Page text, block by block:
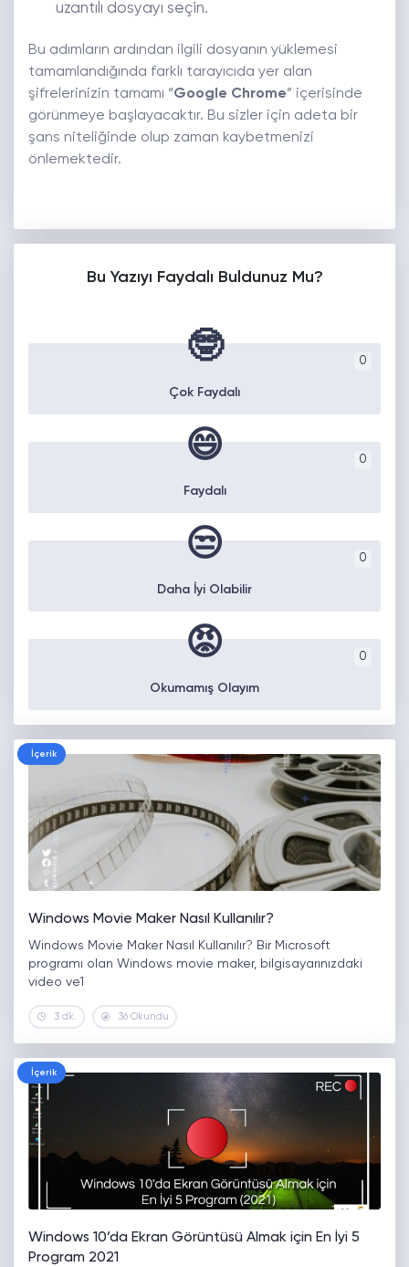
uzantılı dosyayı seçin.
Bu adımların ardından ilgili dosyanın yüklemesi
tamamlandığında farklı tarayıcıda yer alan
şifrelerinizin tamamı “Google Chrome” içerisinde
görünmeye başlayacaktır. Bu sizler için adeta bir
şans niteliğinde olup zaman kaybetmenizi
önlemektedir.
Bu Yazıyı Faydalı Buldunuz Mu?
0
🤓
Çok Faydalı
0
😄
Faydalı
0
😒
Daha İyi Olabilir
0
😡
Okumamış Olayım
İçerik
Windows Movie Maker Nasıl Kullanılır?
Windows Movie Maker Nasıl Kullanılır? Bir Microsoft
programı olan Windows movie maker, bilgisayarınızdaki
video ve1
3 dk. 36 Okundu
İçerik
Windows 10’da Ekran Görüntüsü Almak için En İyi 5
Program 2021